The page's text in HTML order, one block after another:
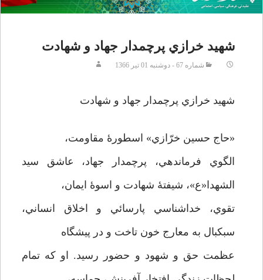
شهيد خرازي پرچمدار جهاد و شهادت
شماره 67 - دوشنبه 01 تير 1366
شهيد خرازي پرچمدار جهاد و شهادت
«حاج حسين خرّازي» اسطورۀ مقاومت،
الگوي فرماندهي، پرچمدار جهاد، عاشق سيد
الشهدا«ع»، شيفتۀ شهادت و اسوۀ ايمان،
تقوي، خداشناسي پارسائي و اخلاق انساني،
سبكبال به معارج خون تاخت و در پيشگاه
عظمت حق و شهود و حضور رسيد. او كه تمام